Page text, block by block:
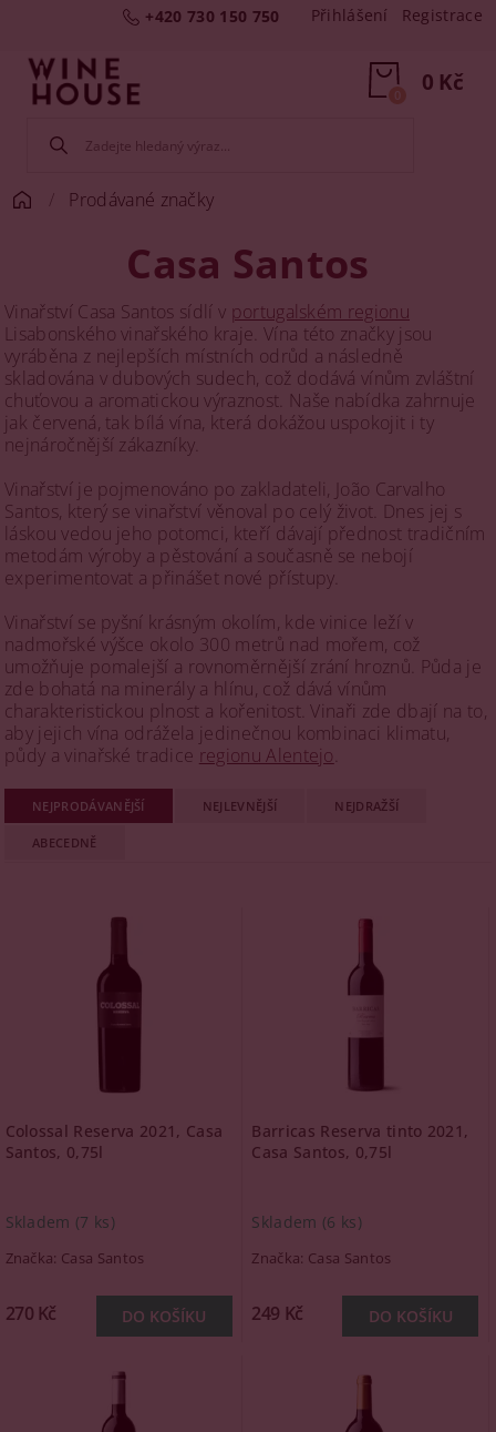
+420 730 150 750 Přihlášení Registrace
0 Kč
0
Prodávané značky
Casa Santos
Vinařství Casa Santos sídlí v portugalském regionu
Lisabonského vinařského kraje. Vína této značky jsou
vyráběna z nejlepších místních odrůd a následně
skladována v dubových sudech, což dodává vínům zvláštní
chuťovou a aromatickou výraznost. Naše nabídka zahrnuje
jak červená, tak bílá vína, která dokážou uspokojit i ty
nejnáročnější zákazníky.
Vinařství je pojmenováno po zakladateli, João Carvalho
Santos, který se vinařství věnoval po celý život. Dnes jej s
láskou vedou jeho potomci, kteří dávají přednost tradičním
metodám výroby a pěstování a současně se nebojí
experimentovat a přinášet nové přístupy.
Vinařství se pyšní krásným okolím, kde vinice leží v
nadmořské výšce okolo 300 metrů nad mořem, což
umožňuje pomalejší a rovnoměrnější zrání hroznů. Půda je
zde bohatá na minerály a hlínu, což dává vínům
charakteristickou plnost a kořenitost. Vinaři zde dbají na to,
aby jejich vína odrážela jedinečnou kombinaci klimatu,
půdy a vinařské tradice regionu Alentejo
NEJPRODÁVANĚJŠÍ NEJLEVNĚJŠÍ NEJDRAŽŠÍ
ABECEDNĚ
Colossal Reserva 2021, Casa
Santos, 0,75l
Skladem (7 ks)
Značka: Casa Santos
270 Kč
Barricas Reserva tinto 2021,
Casa Santos, 0,75l
Skladem (6 ks)
Značka: Casa Santos
249 Kč